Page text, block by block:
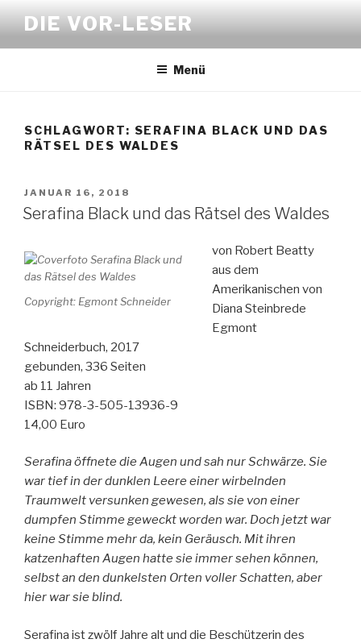
Inhalt
springen
DIE VOR-LESER
Menü
SCHLAGWORT: SERAFINA BLACK UND DAS
RÄTSEL DES WALDES
VERÖFFENTLICHT
AM
JANUAR 16, 2018
Serafina Black und das Rätsel des Waldes
Copyright: Egmont Schneider
von Robert Beatty
aus dem
Amerikanischen von
Diana Steinbrede
Egmont
Schneiderbuch, 2017
gebunden, 336 Seiten
ab 11 Jahren
ISBN: 978-3-505-13936-9
14,00 Euro
Serafina öffnete die Augen und sah nur Schwärze. Sie
war tief in der dunklen Leere einer wirbelnden
Traumwelt versunken gewesen, als sie von einer
dumpfen Stimme geweckt worden war. Doch jetzt war
keine Stimme mehr da, kein Geräusch. Mit ihren
katzenhaften Augen hatte sie immer sehen können,
selbst an den dunkelsten Orten voller Schatten, aber
hier war sie blind.
Serafina ist zwölf Jahre alt und die Beschützerin des